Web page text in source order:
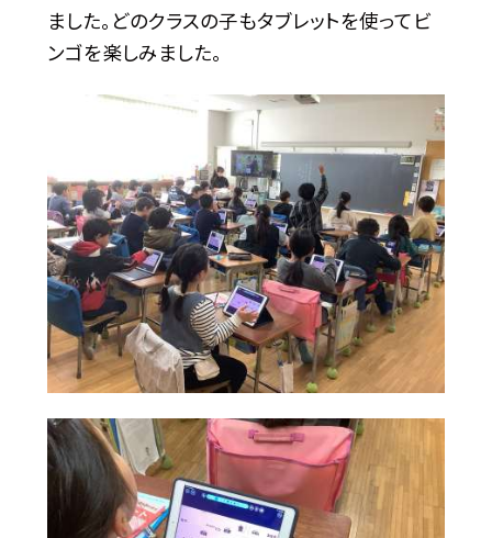
ました。どのクラスの子もタブレットを使ってビ
ンゴを楽しみました。